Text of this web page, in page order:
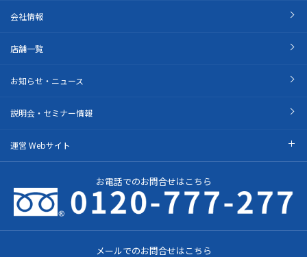
会社情報
店舗一覧
お知らせ・ニュース
説明会・セミナー情報
運営 Webサイト
お電話でのお問合せはこちら
メールでのお問合せはこちら